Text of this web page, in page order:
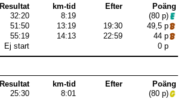
Resultat km-tid Efter
Poäng
32:20 8:19
(80 p)
51:50 13:19 19:30
49,5 p
55:19 14:13 22:59
44 p
Ej start 0 p
Resultat km-tid Efter
Poäng
25:30 8:01
(80 p)